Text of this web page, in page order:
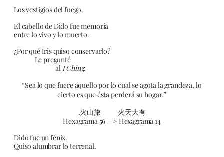
Los vestigios del fuego.
El cabello de Dido fue memoria
entre lo vivo y lo muerto.
¿Por qué Iris quiso conservarlo?
Le pregunté
alI Ching:
“Sea lo que fuere aquello por lo cual se agota la grandeza, lo
cierto es que ésta perderá su hogar.”
.火山旅 火天大有
Hexagrama 56 —> Hexagrama 14
Dido fue un fénix.
Quiso alumbrar lo terrenal.